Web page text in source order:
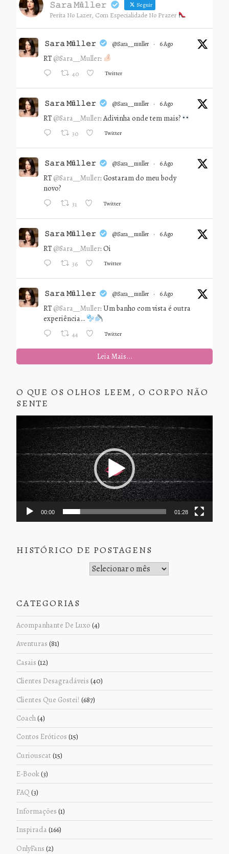
𝚂𝚊𝚛𝚊 𝙼ü𝚕𝚕𝚎𝚛 Seguir
Perita No Lazer, Com Especialidade No Prazer
𝚂𝚊𝚛𝚊 𝙼ü𝚕𝚕𝚎𝚛 @sara__muller · 6 Ago
RT @Sara__Muller:
40 Twitter
𝚂𝚊𝚛𝚊 𝙼ü𝚕𝚕𝚎𝚛 @sara__muller · 6 Ago
RT @Sara__Muller: Adivinha onde tem mais?
30 Twitter
𝚂𝚊𝚛𝚊 𝙼ü𝚕𝚕𝚎𝚛 @sara__muller · 6 Ago
RT @Sara__Muller: Gostaram do meu body
novo?
31 Twitter
𝚂𝚊𝚛𝚊 𝙼ü𝚕𝚕𝚎𝚛 @sara__muller · 6 Ago
RT @Sara__Muller: Oi
36 Twitter
𝚂𝚊𝚛𝚊 𝙼ü𝚕𝚕𝚎𝚛 @sara__muller · 6 Ago
RT @Sara__Muller: Um banho com vista é outra
experiência…
44 Twitter
Leia Mais...
O QUE OS OLHOS LEEM, O CORPO NÃO
SENTE
de
vídeo
00:00 01:28
HISTÓRICO DE POSTAGENS
CATEGORIAS
Acompanhante De Luxo (4)
Aventuras (81)
Casais (12)
Clientes Desagradáveis (40)
Clientes Que Gostei! (687)
Coach(4)
Contos Eróticos (15)
Curiouscat (15)
E-Book(3)
FAQ (3)
Informações (1)
Inspirada (166)
OnlyFans (2)